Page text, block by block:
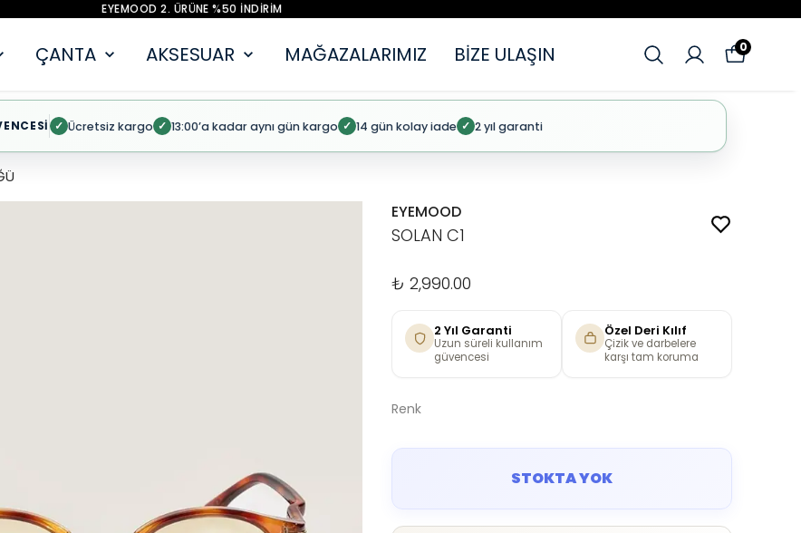
EYEMOOD 2. ÜRÜNE %50 İNDİRİM
ÇANTA AKSESUAR MAĞAZALARIMIZ BİZE ULAŞIN 0
✓ Ücretsiz kargo ✓ 13:00’a kadar aynı gün kargo ✓ 14 gün kolay iade ✓ 2 yıl garanti
EYEMOOD
SOLAN C1
₺ 2,990.00
2 Yıl Garanti
Uzun süreli kullanım
güvencesi
Özel Deri Kılıf
Çizik ve darbelere
karşı tam koruma
Renk
STOKTA YOK